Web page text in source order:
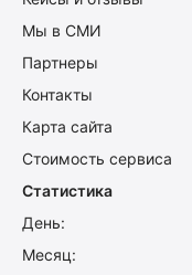
Мы в СМИ
Партнеры
Контакты
Карта сайта
Стоимость сервиса
Статистика
День:
Месяц: